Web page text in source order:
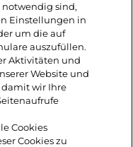
wölbt.
Salatblätter
Gurke und
darauf
sind,
Einstellungen in
um die auf
auszufüllen.
Aktivitäten und
Website und
damit wir Ihre
Cookies
Cookies zu